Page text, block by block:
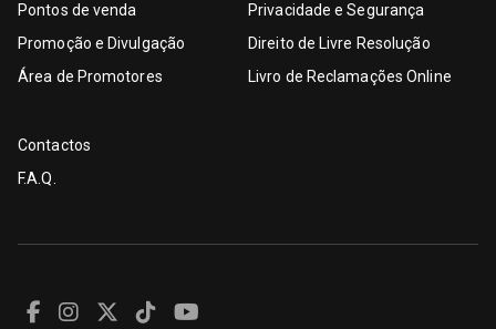
Pontos de venda
Promoção e Divulgação
Área de Promotores
Privacidade e Segurança
Direito de Livre Resolução
Livro de Reclamações Online
Contactos
F.A.Q.